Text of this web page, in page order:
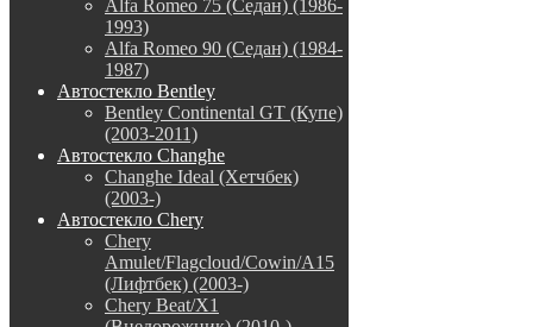
Alfa Romeo 75 (Седан) (1986-
1993)
Alfa Romeo 90 (Седан) (1984-
1987)
Автостекло Bentley
Bentley Continental GT (Купе)
(2003-2011)
Автостекло Changhe
Changhe Ideal (Хетчбек)
(2003-)
Автостекло Chery
Chery
Amulet/Flagcloud/Cowin/A15
(Лифтбек) (2003-)
Chery Beat/X1